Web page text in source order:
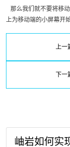
那么我们就不要将移
上为移动端的小屏幕开
上一
下
岫岩如何实